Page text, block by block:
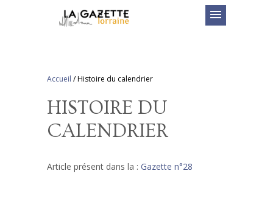
menu
Accueil /Histoire du calendrier
HISTOIRE DU
CALENDRIER
Article présent dans la : Gazette n°28